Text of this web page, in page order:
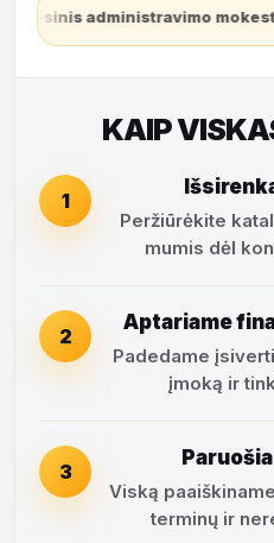
mokestis – 7 Eur,
KAIP
1
Peržiūrėkite
mumis dėl
2
Aptariame
Padedame
įmoką ir
3
Viską
terminų ir